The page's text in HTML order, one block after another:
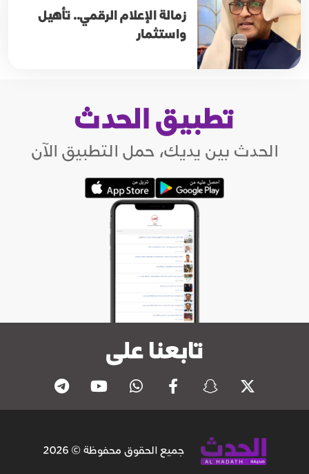
زمالة الإعلام الرقمي.. تأهيل
واستثمار
تطبيق الحدث
الحدث بين يديك، حمل التطبيق الآن
تابعنا على
جميع الحقوق محفوظة © 2026